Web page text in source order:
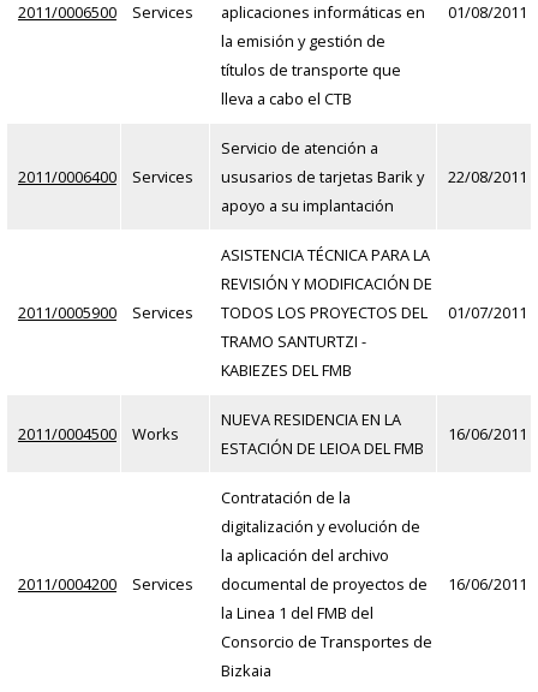
2011/0006500 Services
aplicaciones informáticas en
la emisión y gestión de
títulos de transporte que
lleva a cabo el CTB
01/08/2011
2011/0006400 Services
Servicio de atención a
ususarios de tarjetas Barik y
apoyo a su implantación
22/08/2011
2011/0005900 Services
ASISTENCIA TÉCNICA PARA LA
REVISIÓN Y MODIFICACIÓN DE
TODOS LOS PROYECTOS DEL
TRAMO SANTURTZI -
KABIEZES DEL FMB
01/07/2011
2011/0004500 Works
NUEVA RESIDENCIA EN LA
ESTACIÓN DE LEIOA DEL FMB
16/06/2011
2011/0004200 Services
Contratación de la
digitalización y evolución de
la aplicación del archivo
documental de proyectos de
la Linea 1 del FMB del
Consorcio de Transportes de
Bizkaia
16/06/2011